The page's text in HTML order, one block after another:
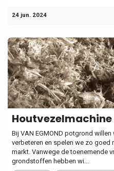
24 jun. 2024
Houtvezelmachine
Bij VAN EGMOND potgrond
verbeteren en spelen we zo goed
markt. Vanwege de toenemende
grondstoffen hebben wi...